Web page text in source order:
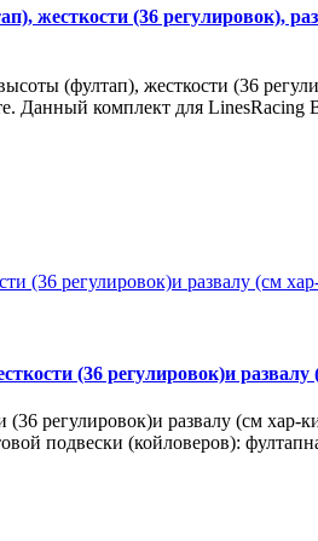
жесткости (36 регулировок),
(фултап), жесткости (36
Данный комплект для
(36 регулировок)и развалу
регулировок)и развалу (см хар-
подвески (койловеров):